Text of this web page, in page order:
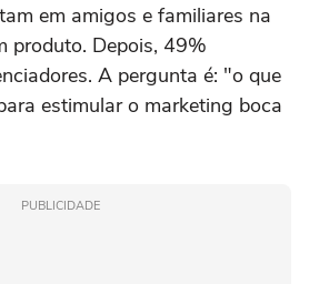
em amigos e familiares na
produto. Depois, 49%
A pergunta é: "o que
estimular o marketing boca
PUBLICIDADE